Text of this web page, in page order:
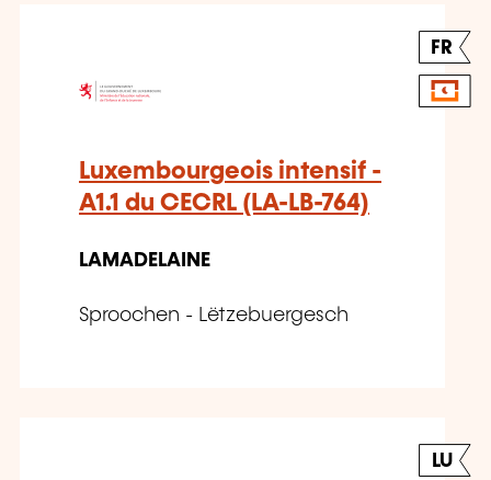
FR
Luxembourgeois intensif -
A1.1 du CECRL (LA-LB-764)
LAMADELAINE
Sproochen - Lëtzebuergesch
LU